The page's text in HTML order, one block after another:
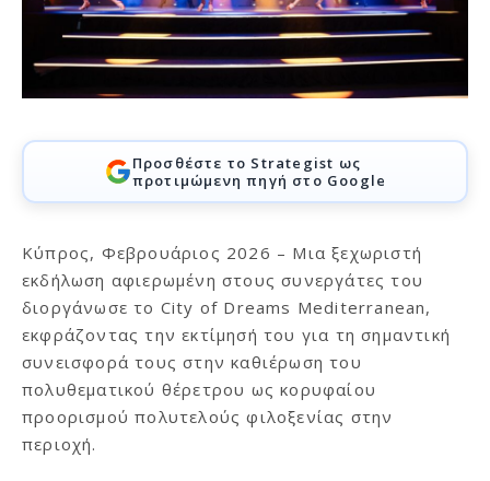
Προσθέστε το Strategist ως
προτιμώμενη πηγή στο Google
Κύπρος, Φεβρουάριος 2026 – Μια ξεχωριστή
εκδήλωση αφιερωμένη στους συνεργάτες του
διοργάνωσε το City of Dreams Mediterranean,
εκφράζοντας την εκτίμησή του για τη σημαντική
συνεισφορά τους στην καθιέρωση του
πολυθεματικού θέρετρου ως κορυφαίου
προορισμού πολυτελούς φιλοξενίας στην
περιοχή.